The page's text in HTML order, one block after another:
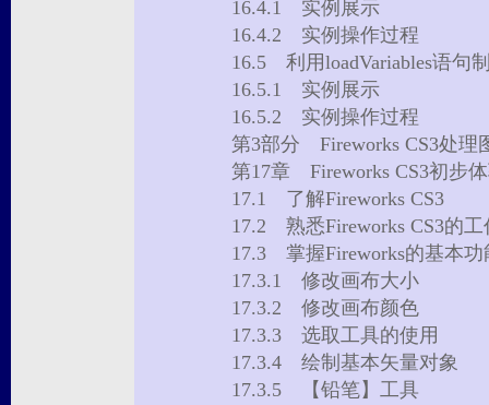
16.4.1 实例展示
16.4.2 实例操作过程
16.5 利用loadVariables语
16.5.1 实例展示
16.5.2 实例操作过程
第3部分 Fireworks CS3处理
第17章 Fireworks CS3初步
17.1 了解Fireworks CS3
17.2 熟悉Fireworks CS3的
17.3 掌握Fireworks的基本
17.3.1 修改画布大小
17.3.2 修改画布颜色
17.3.3 选取工具的使用
17.3.4 绘制基本矢量对象
17.3.5 【铅笔】工具